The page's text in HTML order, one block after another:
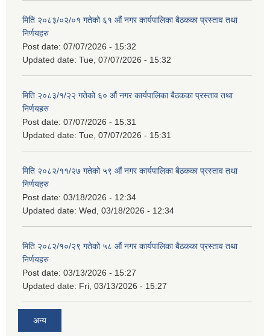
मिति २०८३/०२/०१ गतेको ६१ औं नगर कार्यपालिका बैठकका प्रस्ताव तथा
निर्णयहरु
Post date: 07/07/2026 - 15:32
Updated date: Tue, 07/07/2026 - 15:32
मिति २०८३/१/२२ गतेको ६० औं नगर कार्यपालिका बैठकका प्रस्ताव तथा
निर्णयहरु
Post date: 07/07/2026 - 15:31
Updated date: Tue, 07/07/2026 - 15:31
मिति २०८२/११/२७ गतेको ५९ औं नगर कार्यपालिका बैठकका प्रस्ताव तथा
निर्णयहरु
Post date: 03/18/2026 - 12:34
Updated date: Wed, 03/18/2026 - 12:34
मिति २०८२/१०/२९ गतेको ५८ औं नगर कार्यपालिका बैठकका प्रस्ताव तथा
निर्णयहरु
Post date: 03/13/2026 - 15:27
Updated date: Fri, 03/13/2026 - 15:27
अन्य